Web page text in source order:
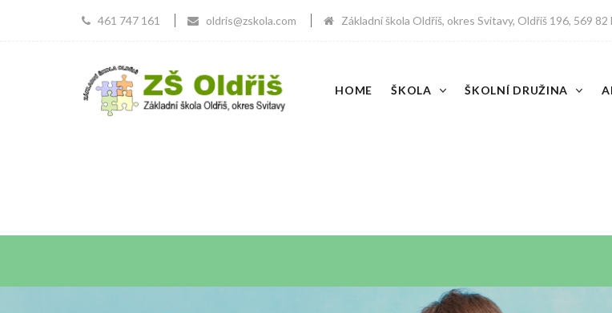
461 747 161 oldris@zskola.com Základní škola Oldřiš, okres Svitavy, Oldřiš 196, 569 82
HOME ŠKOLA ŠKOLNÍ DRUŽINA